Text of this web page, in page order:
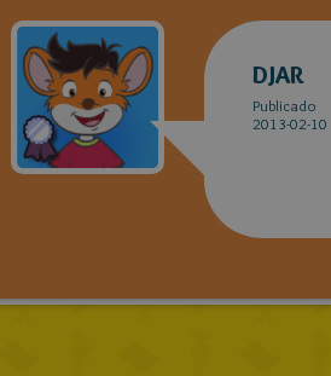
DJAR
Publicado
2013-02-10